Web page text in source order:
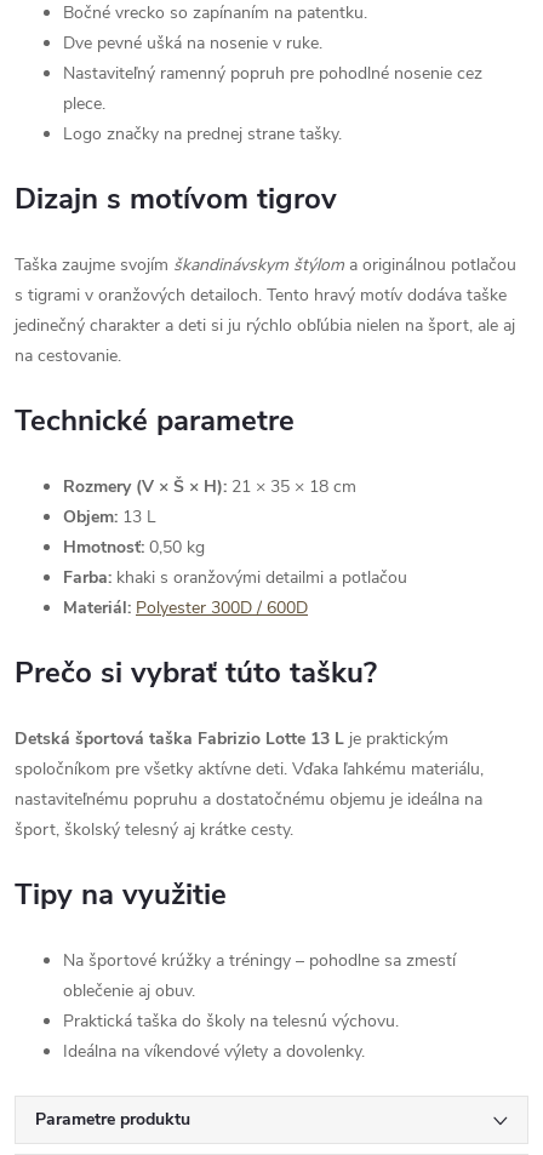
Bočné vrecko so zapínaním na patentku.
Dve pevné ušká na nosenie v ruke.
Nastaviteľný ramenný popruh pre pohodlné nosenie cez
plece.
Logo značky na prednej strane tašky.
Dizajn s motívom tigrov
Taška zaujme svojím škandinávskym štýlom a originálnou potlačou
s tigrami v oranžových detailoch. Tento hravý motív dodáva taške
jedinečný charakter a deti si ju rýchlo obľúbia nielen na šport, ale aj
na cestovanie.
Technické parametre
Rozmery (V × Š × H): 21 × 35 × 18 cm
Objem: 13 L
Hmotnosť: 0,50 kg
Farba: khaki s oranžovými detailmi a potlačou
Materiál: Polyester 300D / 600D
Prečo si vybrať túto tašku?
Detská športová taška Fabrizio Lotte 13 L je praktickým
spoločníkom pre všetky aktívne deti. Vďaka ľahkému materiálu,
nastaviteľnému popruhu a dostatočnému objemu je ideálna na
šport, školský telesný aj krátke cesty.
Tipy na využitie
Na športové krúžky a tréningy – pohodlne sa zmestí
oblečenie aj obuv.
Praktická taška do školy na telesnú výchovu.
Ideálna na víkendové výlety a dovolenky.
Parametre produktu